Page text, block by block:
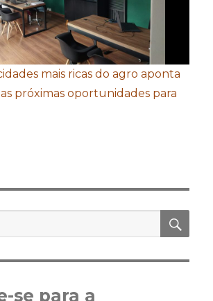
mais ricas do agro aponta
próximas oportunidades para
se para a